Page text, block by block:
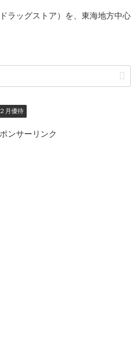
ラッグストア）を、東海地方中心
２月優待
ンサーリンク